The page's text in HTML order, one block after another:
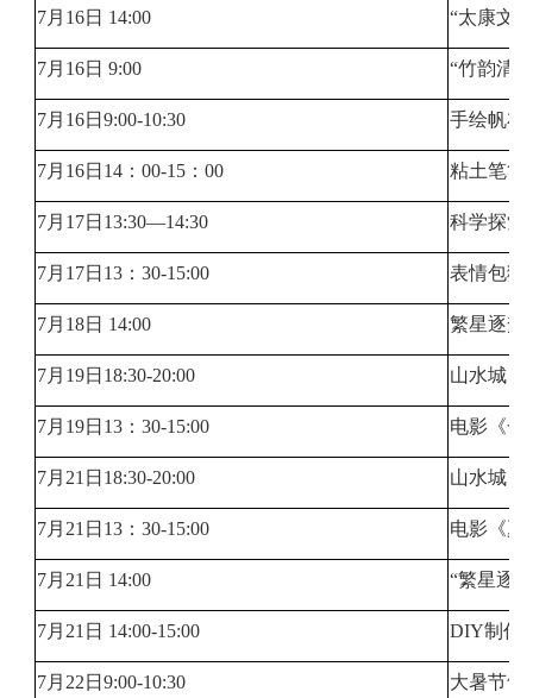
7月16日 14:00 “太康文
7月16日 9:00 “竹韵清
7月16日9:00-10:30 手绘帆布
7月16日14：00-15：00 粘土笔筒
7月17日13:30—14:30 科学探索
7月17日13：30-15:00 表情包猜
7月18日 14:00 繁星逐
7月19日18:30-20:00 山水城（
7月19日13：30-15:00 电影《一
7月21日18:30-20:00 山水城（
7月21日13：30-15:00 电影《夏
7月21日 14:00 “繁星逐
7月21日 14:00-15:00 DIY制作
7月22日9:00-10:30 大暑节气